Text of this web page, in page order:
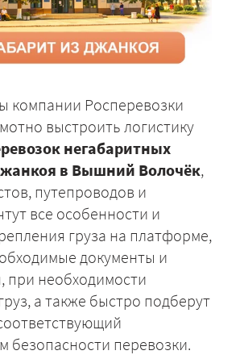
компании Росперевозки
выстроить логистику
негабаритных
в Вышний Волочёк,
путепроводов и
все особенности и
груза на платформе,
документы и
при необходимости
а также быстро подберут
безопасности перевозки.